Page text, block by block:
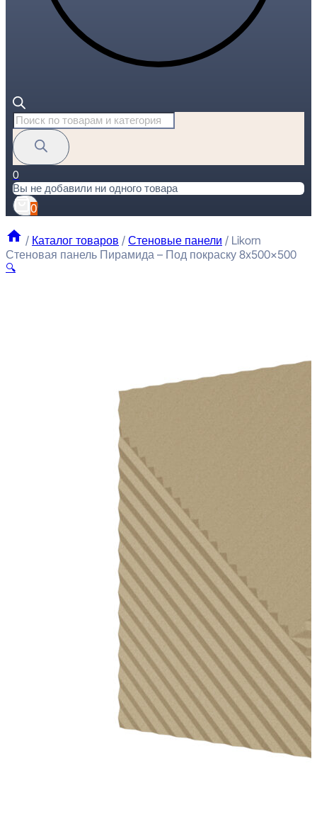
Поиск
товаров
0
Вы не добавили ни одного товара
0
/ Каталог товаров / Стеновые панели / Likorn
Стеновая панель Пирамида – Под покраску 8x500x500
🔍